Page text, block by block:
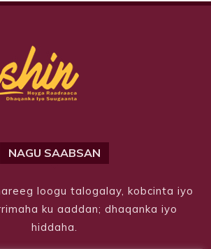
NAGU SAABSAN
loogu talogalay, kobcinta iyo
ku aaddan; dhaqanka iyo
hiddaha.